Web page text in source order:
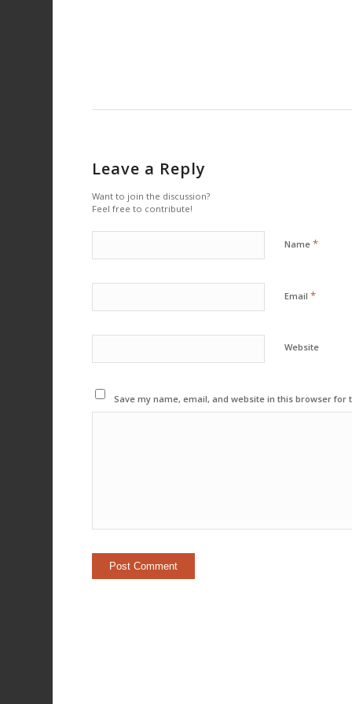
Leave a Reply
Want to join the discussion?
Feel free to contribute!
Name*
Email*
Website
Save my name, email, and website in this browser for